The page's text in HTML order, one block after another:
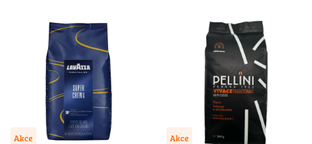
Akce Akce